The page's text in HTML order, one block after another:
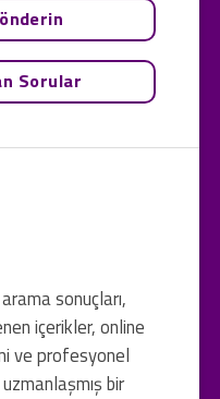
sonuçları,
içerikler, online
ve profesyonel
bir
Sorular